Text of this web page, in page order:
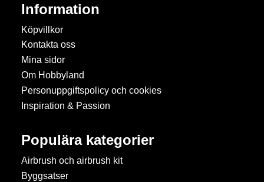
Information
Köpvillkor
Kontakta oss
Mina sidor
Om Hobbyland
Personuppgiftspolicy och cookies
Inspiration & Passion
Populära kategorier
Airbrush och airbrush kit
Byggsatser